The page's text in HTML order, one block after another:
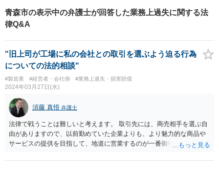
青森市の表示中の弁護士が回答した業務上過失に関する法
律Q&A
"旧上司が工場に私の会社との取引を選ぶよう迫る行為
についての法的相談"
#製造業 #経営者・会社側 #業務上過失・損害賠償
2024年03月27日(水)
須藤 真悟 弁護士
法律で戦うことは難しいと考えます。 取引先には、商売相手を選ぶ自
由がありますので、以前勤めていた企業よりも、より魅力的な商品や
サービスの提供を目指して、地道に営業するのが一番御社の発展に寄